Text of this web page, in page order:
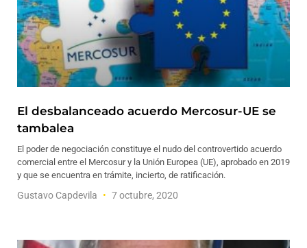
El desbalanceado acuerdo Mercosur-UE se
tambalea
El poder de negociación constituye el nudo del controvertido acuerdo
comercial entre el Mercosur y la Unión Europea (UE), aprobado en 2019
y que se encuentra en trámite, incierto, de ratificación.
Gustavo Capdevila 7 octubre, 2020